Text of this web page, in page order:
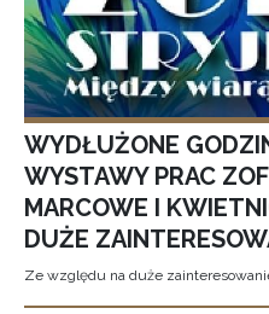
WYDŁUŻONE
WYSTAWY PRAC
MARCOWE I
DUŻE
Ze względu na duże